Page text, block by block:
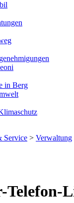
in Berg
Service > Verwaltung